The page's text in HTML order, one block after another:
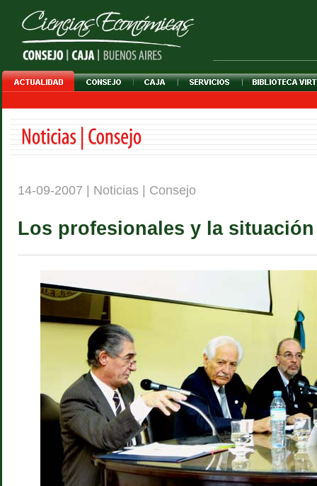
14-09-2007 | Noticias | Consejo
Los profesionales y la